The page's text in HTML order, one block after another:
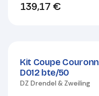
139,17 €
Kit Coupe
D012 bte/50
DZ Drendel & Zweiling